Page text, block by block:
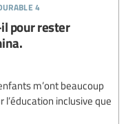
4
pour rester
m’ont beaucoup
l’éducation inclusive que